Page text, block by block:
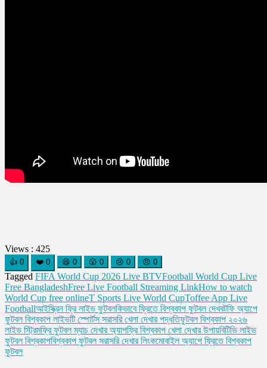
Views : 425
👍 0 ❤️ 0 😆 0 😮 0 😢 0 😠 0
Tagged FIFA World Cup 2026 Live BTVFootball World Cup Live
Free BangladeshFree Live Football Streaming LinkHow to watch
World Cup free onlineT Sports Live World CupToffee App Live
Footballআইস্ক্রিন ফ্রি লাইভ ফুটবলকিভাবে ফ্রিতে বিশ্বকাপ ফুটবল দেখবটফি অ্যাপে
ফুটবল বিশ্বকাপ লাইভটি স্পোর্টস সরাসরি খেলা দেখার পদ্ধতিফুটবল বিশ্বকাপ ২০২৬
লাইভ স্ট্রিমফ্রি ফুটবল ম্যাচ দেখার অ্যাপফ্রি বিশ্বকাপ খেলা দেখার উপায়বিটিভি লাইভ
ফুটবল বিশ্বকাপবিশ্বকাপ ফুটবল সরাসরি দেখার লিংকমোবাইল অ্যাপে ফ্রিতে বিশ্বকাপ
ফুটবল